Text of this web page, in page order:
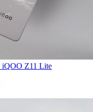
iQOO Z11 Lite